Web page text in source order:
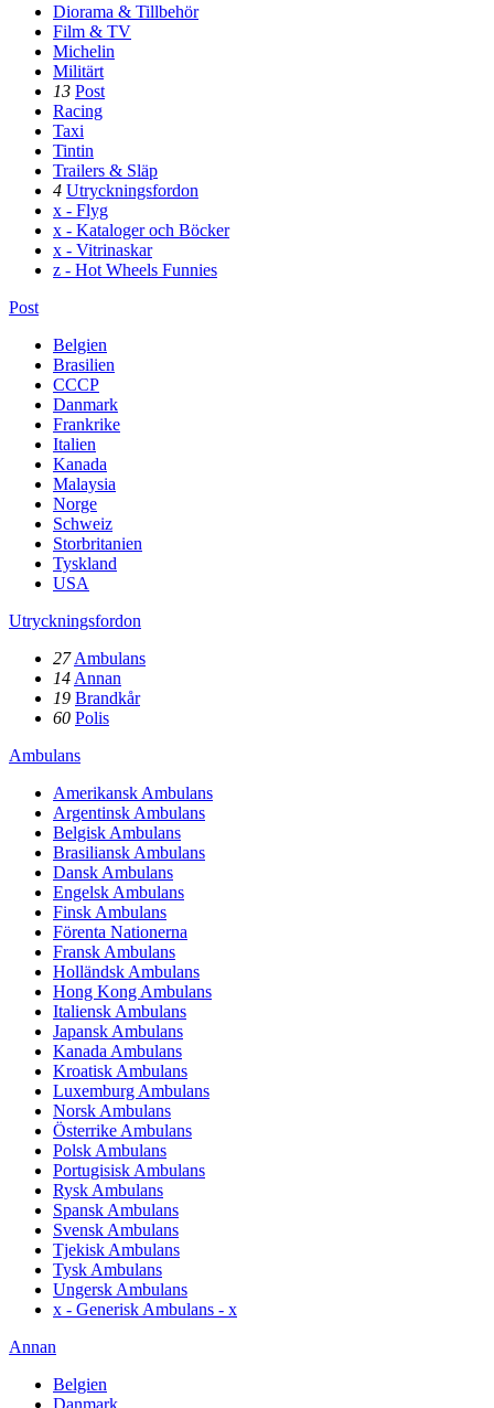
Diorama & Tillbehör
Film & TV
Michelin
Militärt
13 Post
Racing
Taxi
Tintin
Trailers & Släp
4 Utryckningsfordon
x - Flyg
x - Kataloger och Böcker
x - Vitrinaskar
z - Hot Wheels Funnies
Post
Belgien
Brasilien
CCCP
Danmark
Frankrike
Italien
Kanada
Malaysia
Norge
Schweiz
Storbritanien
Tyskland
USA
Utryckningsfordon
27 Ambulans
14 Annan
19 Brandkår
60 Polis
Ambulans
Amerikansk Ambulans
Argentinsk Ambulans
Belgisk Ambulans
Brasiliansk Ambulans
Dansk Ambulans
Engelsk Ambulans
Finsk Ambulans
Förenta Nationerna
Fransk Ambulans
Holländsk Ambulans
Hong Kong Ambulans
Italiensk Ambulans
Japansk Ambulans
Kanada Ambulans
Kroatisk Ambulans
Luxemburg Ambulans
Norsk Ambulans
Österrike Ambulans
Polsk Ambulans
Portugisisk Ambulans
Rysk Ambulans
Spansk Ambulans
Svensk Ambulans
Tjekisk Ambulans
Tysk Ambulans
Ungersk Ambulans
x - Generisk Ambulans - x
Annan
Belgien
Danmark